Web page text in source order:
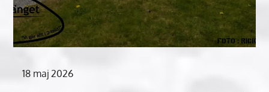
Posted
18 maj 2026